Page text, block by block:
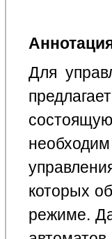
Для
которых
режиме.